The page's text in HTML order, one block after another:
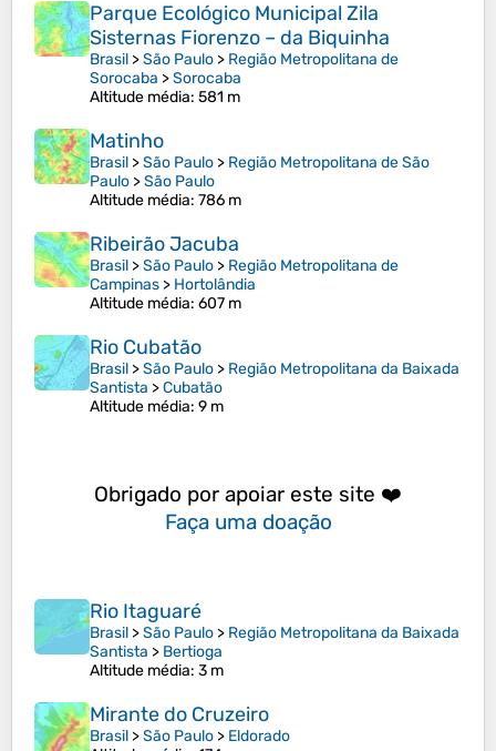
Parque Ecológico Municipal Zila
Sisternas Fiorenzo – da Biquinha
Brasil >São Paulo > Região Metropolitana de
Sorocaba >Sorocaba
Altitude média: 581 m
Matinho
Brasil >São Paulo > Região Metropolitana de São
Paulo >São Paulo
Altitude média: 786 m
Ribeirão Jacuba
Brasil >São Paulo > Região Metropolitana de
Campinas > Hortolândia
Altitude média: 607 m
Rio Cubatão
Brasil >São Paulo > Região Metropolitana da Baixada
Santista >Cubatão
Altitude média: 9 m
Obrigado por apoiar este site ❤️
Faça uma doação
Rio Itaguaré
Brasil >São Paulo > Região Metropolitana da Baixada
Santista > Bertioga
Altitude média: 3 m
Mirante do Cruzeiro
Brasil >São Paulo > Eldorado